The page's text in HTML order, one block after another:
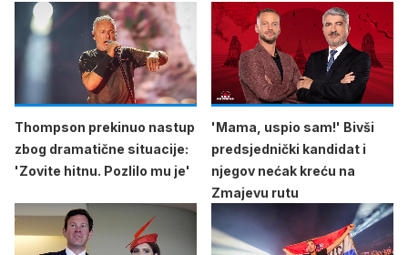
Thompson prekinuo nastup
zbog dramatične situacije:
'Zovite hitnu. Pozlilo mu je'
'Mama, uspio sam!' Bivši
predsjednički kandidat i
njegov nećak kreću na
Zmajevu rutu